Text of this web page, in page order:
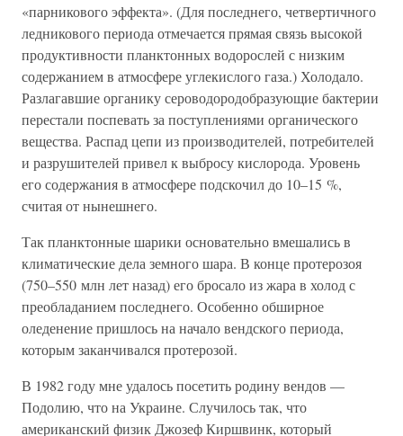
«парникового эффекта». (Для последнего, четвертичного
ледникового периода отмечается прямая связь высокой
продуктивности планктонных водорослей с низким
содержанием в атмосфере углекислого газа.) Холодало.
Разлагавшие органику сероводородобразующие бактерии
перестали поспевать за поступлениями органического
вещества. Распад цепи из производителей, потребителей
и разрушителей привел к выбросу кислорода. Уровень
его содержания в атмосфере подскочил до 10–15 %,
считая от нынешнего.
Так планктонные шарики основательно вмешались в
климатические дела земного шара. В конце протерозоя
(750–550 млн лет назад) его бросало из жара в холод с
преобладанием последнего. Особенно обширное
оледенение пришлось на начало вендского периода,
которым заканчивался протерозой.
В 1982 году мне удалось посетить родину вендов —
Подолию, что на Украине. Случилось так, что
американский физик Джозеф Киршвинк, который